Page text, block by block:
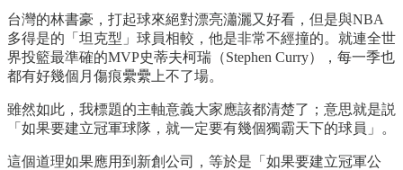
台灣的林書豪，打起球來絕對漂亮瀟灑又好看，但是與NBA
多得是的「坦克型」球員相較，他是非常不經撞的。就連全世
界投籃最準確的MVP史蒂夫柯瑞（Stephen Curry），每一季也
都有好幾個月傷痕纍纍上不了場。
雖然如此，我標題的主軸意義大家應該都清楚了；意思就是説
「如果要建立冠軍球隊，就一定要有幾個獨霸天下的球員」。
這個道理如果應用到新創公司，等於是「如果要建立冠軍公